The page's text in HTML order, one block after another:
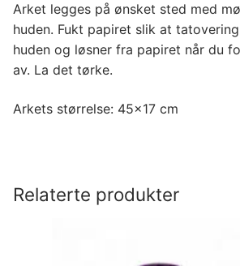
Arket legges på ønsket sted med
huden. Fukt papiret slik at
huden og løsner fra papiret når du
av. La det tørke.
Arkets størrelse: 45×17 cm
Relaterte produkter